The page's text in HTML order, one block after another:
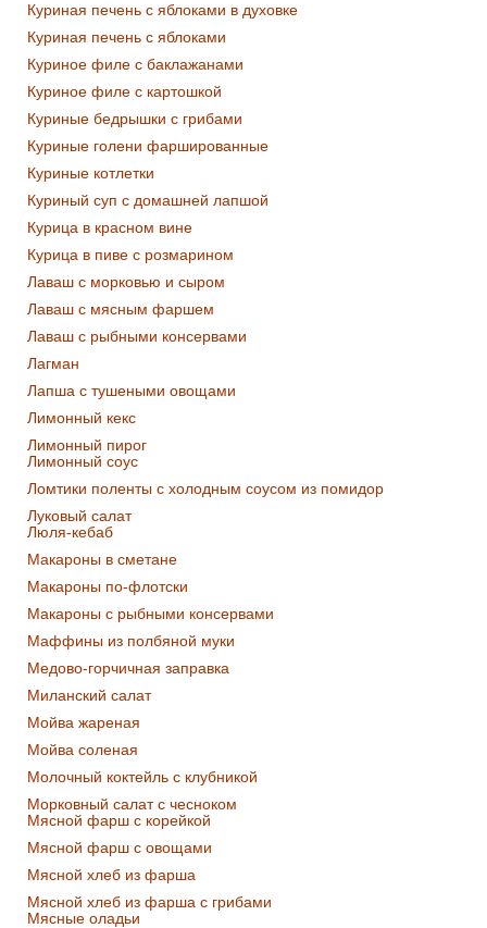
Куриная печень с яблоками в духовке
Куриная печень с яблоками
Куриное филе с баклажанами
Куриное филе с картошкой
Куриные бедрышки с грибами
Куриные голени фаршированные
Куриные котлетки
Куриный суп с домашней лапшой
Курица в красном вине
Курица в пиве с розмарином
Лаваш с морковью и сыром
Лаваш с мясным фаршем
Лаваш с рыбными консервами
Лагман
Лапша с тушеными овощами
Лимонный кекс
Лимонный пирог
Лимонный соус
Ломтики поленты с холодным соусом из помидор
Луковый салат
Люля-кебаб
Макароны в сметане
Макароны по-флотски
Макароны с рыбными консервами
Маффины из полбяной муки
Медово-горчичная заправка
Миланский салат
Мойва жареная
Мойва соленая
Молочный коктейль с клубникой
Морковный салат с чесноком
Мясной фарш с корейкой
Мясной фарш с овощами
Мясной хлеб из фарша
Мясной хлеб из фарша с грибами
Мясные оладьи